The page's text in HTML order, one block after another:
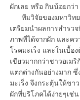
ผักเลย หรือ กินน้อยกว่า
ทีมวิจัยของมหาวิทย
เตรียมนำผลการสำรว
ภาพที่ได้จากผัก และค
โรคมะเร็ง และในเบื้อ
เขียวมากกว่าชาวอเ
แตกต่างกันอย่างมาก ซึ่
มะเร็ง จึงกระตุ้นให้ชา
ผักที่บริโภคได้ง่ายๆเช่